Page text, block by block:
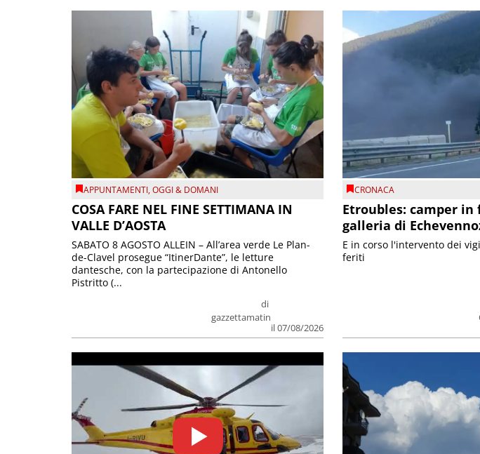
APPUNTAMENTI,OGGI & DOMANI
COSA FARE NEL FINE SETTIMANA IN
VALLE D’AOSTA
di
gazzettamatin
il 07/08/2026
SABATO 8 AGOSTO ALLEIN – All’area verde Le Plan-
de-Clavel prosegue “ItinerDante”, le letture
dantesche, con la partecipazione di Antonello
Pistritto (...
CRONACA
Etroubles: camper
galleria di
E in corso l'intervento dei
feriti